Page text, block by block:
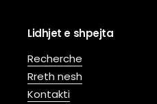
Lidhjet e shpejta
Recherche
Rreth nesh
Kontakti